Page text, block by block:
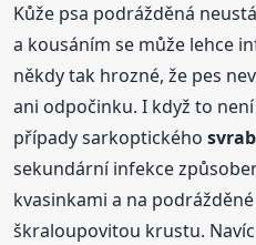
Kůže psa podrážděná
a kousáním se může lehce
někdy tak hrozné, že pes
ani odpočinku. I když to
případy sarkoptickéhosvrab
sekundární infekce
kvasinkami a na
škraloupovitou krustu.